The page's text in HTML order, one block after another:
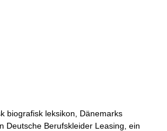
biografisk leksikon, Dänemarks
Deutsche Berufskleider Leasing, ein